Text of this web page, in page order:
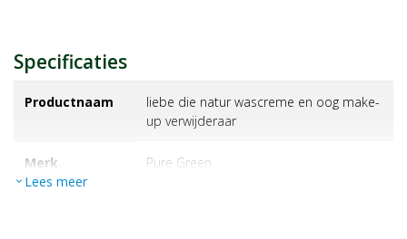
Specificaties
Productnaam
liebe die natur wascreme en oog make-
up verwijderaar
Merk pure green
expand_more Lees meer